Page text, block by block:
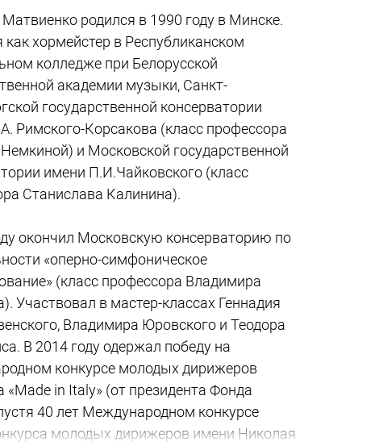
родился в 1990 году в Минске.
как хормейстер в Республиканском
колледже при Белорусской
академии музыки, Санкт-
государственной консерватории
Римского-Корсакова (класс профессора
и Московской государственной
имени П.И.Чайковского (класс
Станислава Калинина).
окончил Московскую консерваторию по
«оперно-симфоническое
(класс профессора Владимира
Участвовал в мастер-классах Геннадия
Владимира Юровского и Теодора
В 2014 году одержал победу на
конкурсе молодых дирижеров
in Italy» (от президента Фонда
40 лет Международном конкурсе
молодых дирижеров имени Николая